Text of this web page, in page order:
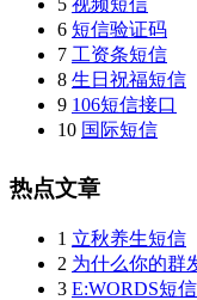
5 视频短信
6 短信验证码
7 工资条短信
8 生日祝福短信
9 106短信接口
10 国际短信
热点文章
1 立秋养生短信
2 为什么你的群
3 E:WORDS短